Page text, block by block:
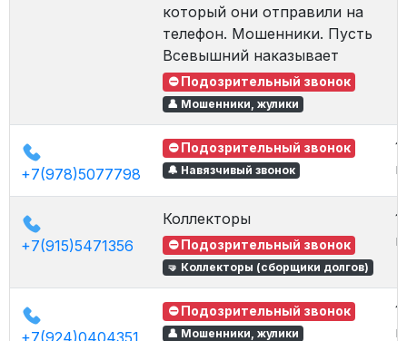
который они отправили на
телефон. Мошенники. Пусть
Всевышний наказывает
⛔ Подозрительный звонок
👤 Мошенники, жулики
+7(978)5077798
⛔ Подозрительный звонок
🔔 Навязчивый звонок
+7(915)5471356
Коллекторы
⛔ Подозрительный звонок
🤜 Коллекторы (сборщики долгов)
+7(924)0404351
⛔ Подозрительный звонок
👤 Мошенники, жулики